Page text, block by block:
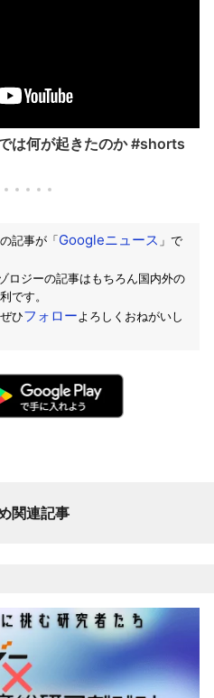
は何が起きたのか #shorts
記事が「Googleニュース 」で
ロジーの記事はもちろん国内外の
です。
ひフォローよろしくおねがいし
関連記事